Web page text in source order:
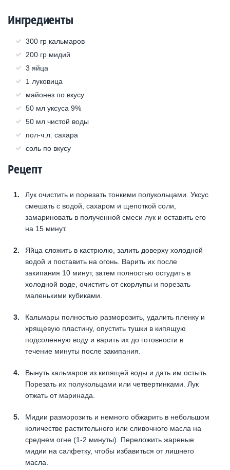
Ингредиенты
300 гр кальмаров
200 гр мидий
3 яйца
1 луковица
майонез по вкусу
50 мл уксуса 9%
50 мл чистой воды
пол-ч.л. сахара
соль по вкусу
Рецепт
Лук очистить и порезать тонкими полукольцами. Уксус
смешать с водой, сахаром и щепоткой соли,
замариновать в полученной смеси лук и оставить его
на 15 минут.
Яйца сложить в кастрюлю, залить доверху холодной
водой и поставить на огонь. Варить их после
закипания 10 минут, затем полностью остудить в
холодной воде, очистить от скорлупы и порезать
маленькими кубиками.
Кальмары полностью разморозить, удалить пленку и
хрящевую пластину, опустить тушки в кипящую
подсоленную воду и варить их до готовности в
течение минуты после закипания.
Вынуть кальмаров из кипящей воды и дать им остыть.
Порезать их полукольцами или четвертинками. Лук
отжать от маринада.
Мидии разморозить и немного обжарить в небольшом
количестве растительного или сливочного масла на
среднем огне (1-2 минуты). Переложить жареные
мидии на салфетку, чтобы избавиться от лишнего
масла.